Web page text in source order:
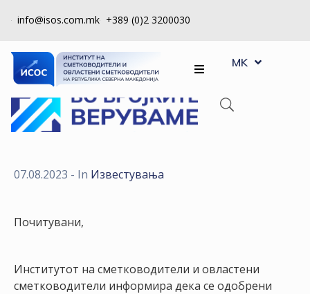
info@isos.com.mk +389 (0)2 3200030
ЗА
НАС
РЕГИСТРИ
КОНТРОЛА
СТАНАМ
ЧЛЕН
MK
SQ
07.08.2023 - In Известувања
Почитувани,
Институтот на сметководители и овластени
сметководители информира дека се одобрени